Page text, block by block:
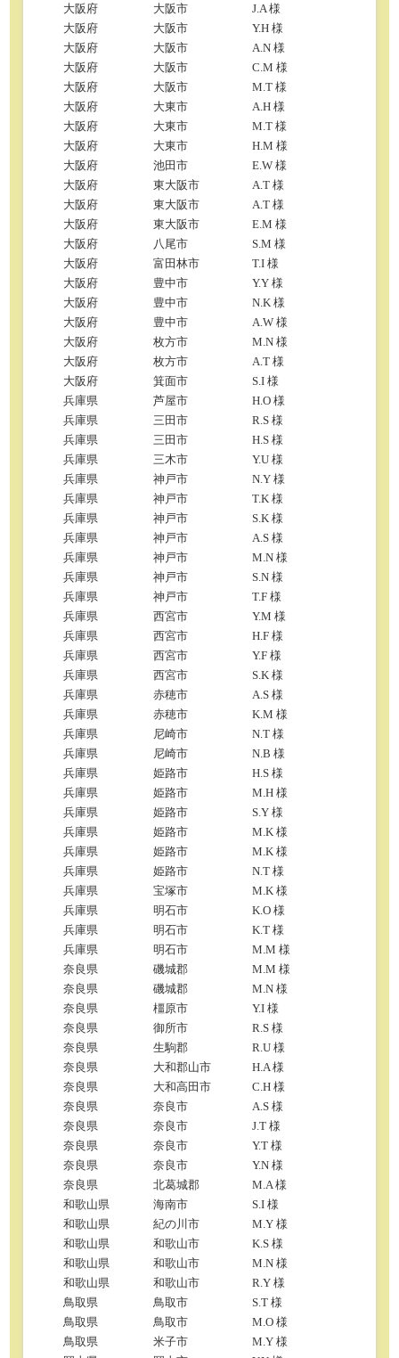
大阪府
大阪市
J.A 様
大阪府
大阪市
Y.H 様
大阪府
大阪市
A.N 様
大阪府
大阪市
C.M 様
大阪府
大阪市
M.T 様
大阪府
大東市
A.H 様
大阪府
大東市
M.T 様
大阪府
大東市
H.M 様
大阪府
池田市
E.W 様
大阪府
東大阪市
A.T 様
大阪府
東大阪市
A.T 様
大阪府
東大阪市
E.M 様
大阪府
八尾市
S.M 様
大阪府
富田林市
T.I 様
大阪府
豊中市
Y.Y 様
大阪府
豊中市
N.K 様
大阪府
豊中市
A.W 様
大阪府
枚方市
M.N 様
大阪府
枚方市
A.T 様
大阪府
箕面市
S.I 様
兵庫県
芦屋市
H.O 様
兵庫県
三田市
R.S 様
兵庫県
三田市
H.S 様
兵庫県
三木市
Y.U 様
兵庫県
神戸市
N.Y 様
兵庫県
神戸市
T.K 様
兵庫県
神戸市
S.K 様
兵庫県
神戸市
A.S 様
兵庫県
神戸市
M.N 様
兵庫県
神戸市
S.N 様
兵庫県
神戸市
T.F 様
兵庫県
西宮市
Y.M 様
兵庫県
西宮市
H.F 様
兵庫県
西宮市
Y.F 様
兵庫県
西宮市
S.K 様
兵庫県
赤穂市
A.S 様
兵庫県
赤穂市
K.M 様
兵庫県
尼崎市
N.T 様
兵庫県
尼崎市
N.B 様
兵庫県
姫路市
H.S 様
兵庫県
姫路市
M.H 様
兵庫県
姫路市
S.Y 様
兵庫県
姫路市
M.K 様
兵庫県
姫路市
M.K 様
兵庫県
姫路市
N.T 様
兵庫県
宝塚市
M.K 様
兵庫県
明石市
K.O 様
兵庫県
明石市
K.T 様
兵庫県
明石市
M.M 様
奈良県
磯城郡
M.M 様
奈良県
磯城郡
M.N 様
奈良県
橿原市
Y.I 様
奈良県
御所市
R.S 様
奈良県
生駒郡
R.U 様
奈良県
大和郡山市
H.A 様
奈良県
大和高田市
C.H 様
奈良県
奈良市
A.S 様
奈良県
奈良市
J.T 様
奈良県
奈良市
Y.T 様
奈良県
奈良市
Y.N 様
奈良県
北葛城郡
M.A 様
和歌山県
海南市
S.I 様
和歌山県
紀の川市
M.Y 様
和歌山県
和歌山市
K.S 様
和歌山県
和歌山市
M.N 様
和歌山県
和歌山市
R.Y 様
鳥取県
鳥取市
S.T 様
鳥取県
鳥取市
M.O 様
鳥取県
米子市
M.Y 様